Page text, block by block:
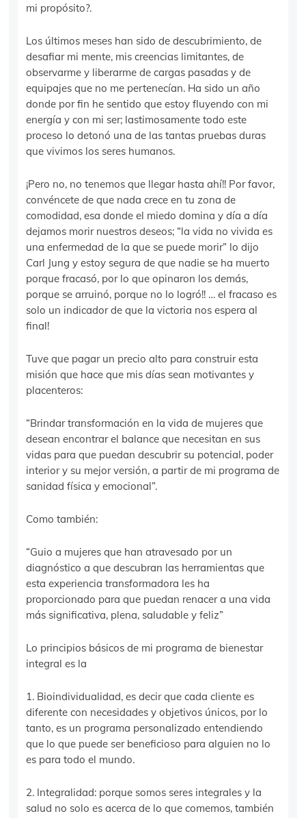
mi propósito?.
Los últimos meses han sido de descubrimiento, de
desafiar mi mente, mis creencias limitantes, de
observarme y liberarme de cargas pasadas y de
equipajes que no me pertenecían. Ha sido un año
donde por fin he sentido que estoy fluyendo con mi
energía y con mi ser; lastimosamente todo este
proceso lo detonó una de las tantas pruebas duras
que vivimos los seres humanos.
¡Pero no, no tenemos que llegar hasta ahí!! Por favor,
convéncete de que nada crece en tu zona de
comodidad, esa donde el miedo domina y día a día
dejamos morir nuestros deseos; “la vida no vivida es
una enfermedad de la que se puede morir” lo dijo
Carl Jung y estoy segura de que nadie se ha muerto
porque fracasó, por lo que opinaron los demás,
porque se arruinó, porque no lo logró!! … el fracaso es
solo un indicador de que la victoria nos espera al
final!
Tuve que pagar un precio alto para construir esta
misión que hace que mis días sean motivantes y
placenteros:
“Brindar transformación en la vida de mujeres que
desean encontrar el balance que necesitan en sus
vidas para que puedan descubrir su potencial, poder
interior y su mejor versión, a partir de mi programa de
sanidad física y emocional”.
Como también:
“Guio a mujeres que han atravesado por un
diagnóstico a que descubran las herramientas que
esta experiencia transformadora les ha
proporcionado para que puedan renacer a una vida
más significativa, plena, saludable y feliz”
Lo principios básicos de mi programa de bienestar
integral es la
1. Bioindividualidad, es decir que cada cliente es
diferente con necesidades y objetivos únicos, por lo
tanto, es un programa personalizado entendiendo
que lo que puede ser beneficioso para alguien no lo
es para todo el mundo.
2. Integralidad: porque somos seres integrales y la
salud no solo es acerca de lo que comemos, también